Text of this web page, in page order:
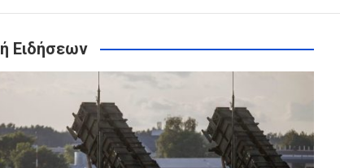
τις τελευταίες ημέρες
τους (Φωτογραφίες)
Ειδήσεων